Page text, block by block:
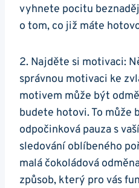
vyhnete pocitu
o tom, co již máte
2. Najděte si motivaci:
správnou motivaci ke
motivem může být
budete hotovi. To může
odpočinková pauza s
sledování oblíbeného
malá čokoládová
způsob, který pro vás